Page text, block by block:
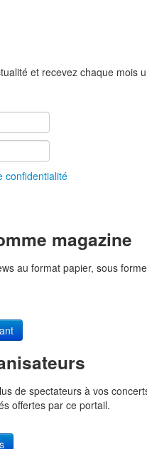
et recevez chaque mois
confidentialité
magazine
au format papier, sous
de spectateurs à vos
offertes par ce portail.